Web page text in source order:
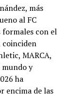
más
al FC
formales con el
coinciden
MARCA,
mundo y
ha
encima de las